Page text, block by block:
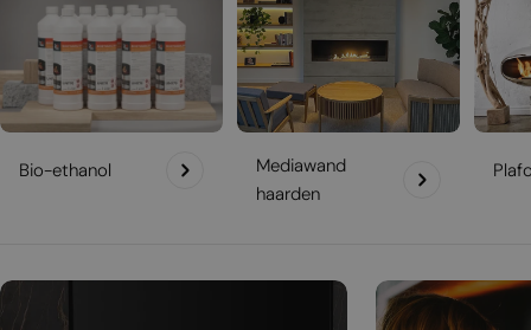
Bio-ethanol
Mediawand
haarden